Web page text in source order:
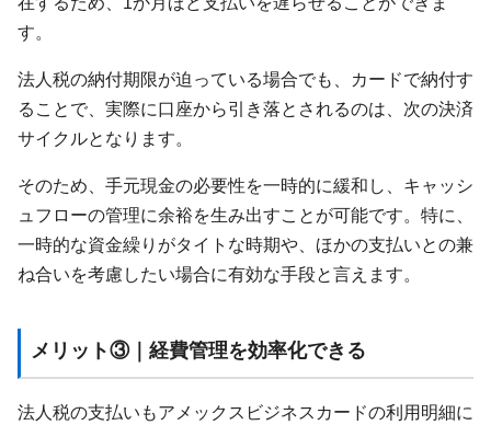
す。
法人税の納付期限が迫っている場合でも、カードで納付す
ることで、実際に口座から引き落とされるのは、次の決済
サイクルとなります。
そのため、手元現金の必要性を一時的に緩和し、キャッシ
ュフローの管理に余裕を生み出すことが可能です。特に、
一時的な資金繰りがタイトな時期や、ほかの支払いとの兼
ね合いを考慮したい場合に有効な手段と言えます。
メリット③｜経費管理を効率化できる
法人税の支払いもアメックスビジネスカードの利用明細に